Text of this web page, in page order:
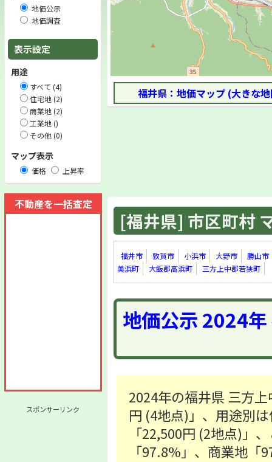
地価公示
地価調査
表示設定
用途
すべて (4)
住宅地 (2)
商業地 (2)
工業地 ()
その他 (0)
マップ表示
価格 上昇率
不動産を一括査定
スポンサーリンク
福井県：地価マップ (大きな
[福井県] 市区町村
福井市 敦賀市 小浜市 大野市
勝山市
美浜町
大飯郡高浜町 三方上中郡若狭町
地価公示 2024
2024年の福井県 三方
円 (4地点)」、用途別
「22,500円 (2地点)」
「97.8%」、商業地「